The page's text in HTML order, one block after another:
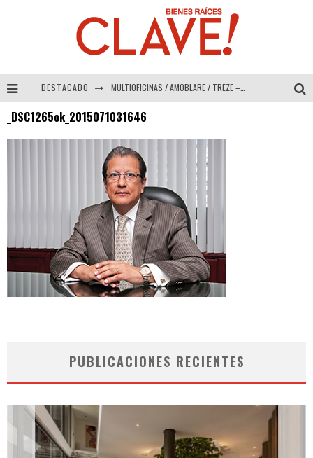
DESTACADO MULTIOFICINAS / AMOBLARE / TREZE – Especial Interiorismo & Decoración 2026
_DSC1265ok_2015071031646
PUBLICACIONES RECIENTES